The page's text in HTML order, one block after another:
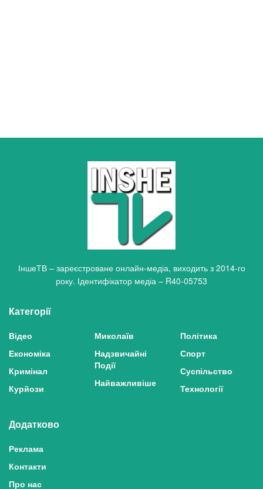
ІншеТВ – зареєстроване онлайн-медіа, виходить з 2014-го
року. Ідентифікатор медіа – R40-05753
Категорії
Відео
Економіка
Кримінал
Курйози
Миколаїв
Надзвичайні
Події
Найважливіше
Політика
Спорт
Суспільство
Технології
Додатково
Реклама
Контакти
Про нас